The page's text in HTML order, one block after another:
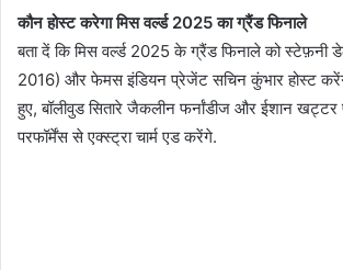
कौन होस्ट करेगा मिस वर्ल्ड 2025 का ग्रैंड फिनाले
बता दें कि मिस वर्ल्ड 2025 के ग्रैंड फिनाले को स्टेफ़नी
2016) और फेमस इंडियन प्रेजेंट सचिन कुंभार होस्ट
हुए, बॉलीवुड सितारे जैकलीन फर्नांडीज और ईशान
परफॉर्मेंस से एक्स्ट्रा चार्म एड करेंगे.